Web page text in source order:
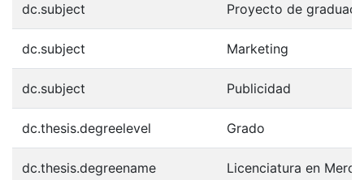
dc.subject Proyecto de
dc.subject Marketing
dc.subject Publicidad
dc.thesis.degreelevel Grado
dc.thesis.degreename Licenciatura en